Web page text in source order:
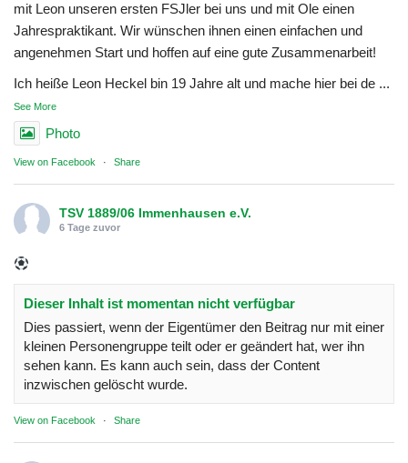
mit Leon unseren ersten FSJler bei uns und mit Ole einen
Jahrespraktikant. Wir wünschen ihnen einen einfachen und
angenehmen Start und hoffen auf eine gute Zusammenarbeit!
Ich heiße Leon Heckel bin 19 Jahre alt und mache hier bei de ...
See More
Photo
View on Facebook · Share
TSV 1889/06 Immenhausen e.V.
6 Tage zuvor
Dieser Inhalt ist momentan nicht verfügbar
Dies passiert, wenn der Eigentümer den Beitrag nur mit einer
kleinen Personengruppe teilt oder er geändert hat, wer ihn
sehen kann. Es kann auch sein, dass der Content
inzwischen gelöscht wurde.
View on Facebook · Share